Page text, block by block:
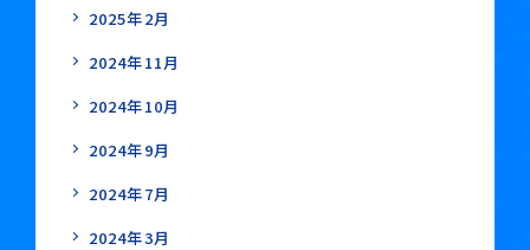
2025年2月
2024年11月
2024年10月
2024年9月
2024年7月
2024年3月